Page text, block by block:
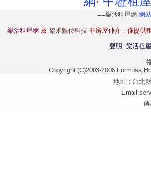
==樂活租屋網 網
樂活租屋網 及 協禾數位科技非房屋仲介，僅提供
聲明: 樂活租
Copyright (C)2003-2008 Formosa
地址：台北
傳